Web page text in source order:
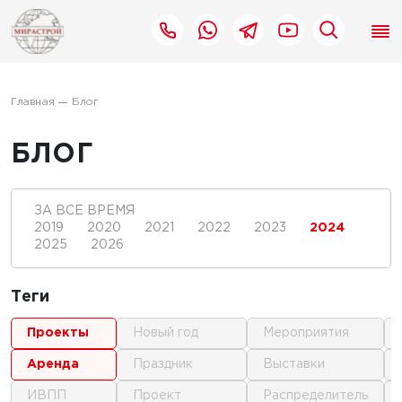
Главная Блог
БЛОГ
ЗА ВСЕ ВРЕМЯ
2019
2020 2021 2022 2023
2024
2025
2026
Теги
проекты
аренда
ИВПП
новый год
праздник
проект
мероприятия
выставки
распределитель